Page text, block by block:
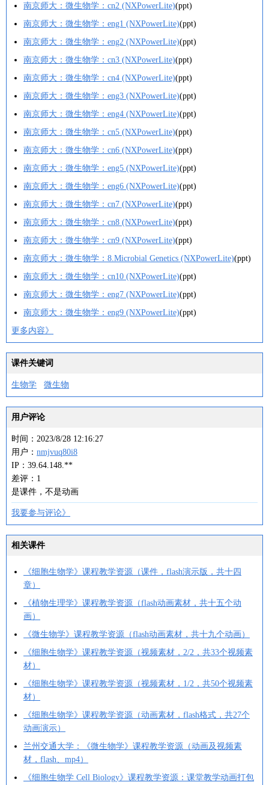
南京师大：微生物学：cn2 (NXPowerLite)(ppt)
南京师大：微生物学：eng1 (NXPowerLite)(ppt)
南京师大：微生物学：eng2 (NXPowerLite)(ppt)
南京师大：微生物学：cn3 (NXPowerLite)(ppt)
南京师大：微生物学：cn4 (NXPowerLite)(ppt)
南京师大：微生物学：eng3 (NXPowerLite)(ppt)
南京师大：微生物学：eng4 (NXPowerLite)(ppt)
南京师大：微生物学：cn5 (NXPowerLite)(ppt)
南京师大：微生物学：cn6 (NXPowerLite)(ppt)
南京师大：微生物学：eng5 (NXPowerLite)(ppt)
南京师大：微生物学：eng6 (NXPowerLite)(ppt)
南京师大：微生物学：cn7 (NXPowerLite)(ppt)
南京师大：微生物学：cn8 (NXPowerLite)(ppt)
南京师大：微生物学：cn9 (NXPowerLite)(ppt)
南京师大：微生物学：8.Microbial Genetics (NXPowerLite)(ppt)
南京师大：微生物学：cn10 (NXPowerLite)(ppt)
南京师大：微生物学：eng7 (NXPowerLite)(ppt)
南京师大：微生物学：eng9 (NXPowerLite)(ppt)
更多内容》
课件关键词
生物学 微生物
用户评论
时间：2023/8/28 12:16:27
用户： nmjvuq80i8
IP：39.64.148.**
差评：1
是课件，不是动画
我要参与评论》
相关课件
《细胞生物学》课程教学资源（课件，flash演示版，共十四
章）
《植物生理学》课程教学资源（flash动画素材，共十五个动
画）
《微生物学》课程教学资源（flash动画素材，共十九个动画）
《细胞生物学》课程教学资源（视频素材，2/2，共33个视频素
材）
《细胞生物学》课程教学资源（视频素材，1/2，共50个视频素
材）
《细胞生物学》课程教学资源（动画素材，flash格式，共27个
动画演示）
兰州交通大学：《微生物学》课程教学资源（动画及视频素
材，flash、mp4）
《细胞生物学 Cell Biology》课程教学资源：课堂教学动画打包